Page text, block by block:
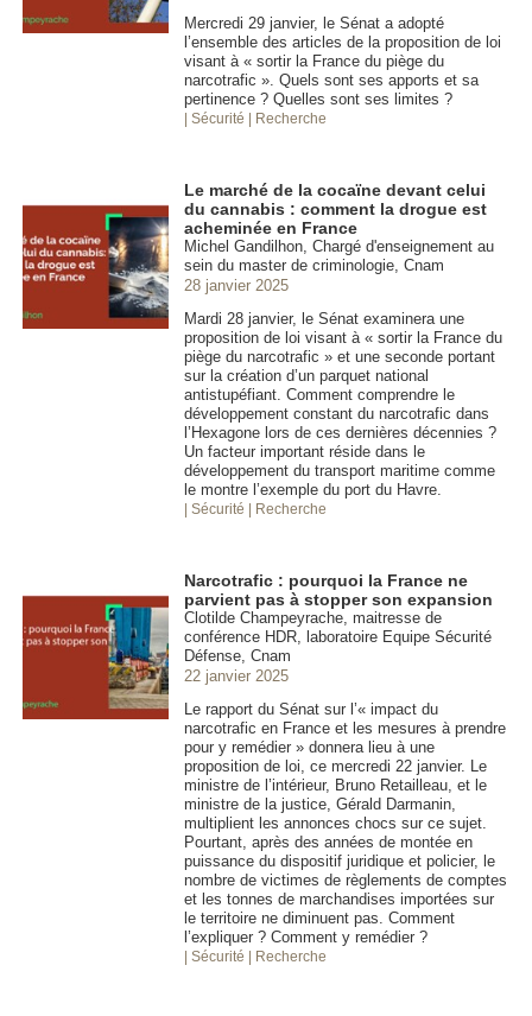
Mercredi 29 janvier, le Sénat a adopté
l’ensemble des articles de la proposition de loi
visant à « sortir la France du piège du
narcotrafic ». Quels sont ses apports et sa
pertinence ? Quelles sont ses limites ?
| Sécurité | Recherche
Le marché de la cocaïne devant celui
du cannabis : comment la drogue est
acheminée en France
Michel Gandilhon, Chargé d'enseignement au
sein du master de criminologie, Cnam
28 janvier 2025
Mardi 28 janvier, le Sénat examinera une
proposition de loi visant à « sortir la France du
piège du narcotrafic » et une seconde portant
sur la création d’un parquet national
antistupéfiant. Comment comprendre le
développement constant du narcotrafic dans
l’Hexagone lors de ces dernières décennies ?
Un facteur important réside dans le
développement du transport maritime comme
le montre l’exemple du port du Havre.
| Sécurité | Recherche
Narcotrafic : pourquoi la France ne
parvient pas à stopper son expansion
Clotilde Champeyrache, maitresse de
conférence HDR, laboratoire Equipe Sécurité
Défense, Cnam
22 janvier 2025
Le rapport du Sénat sur l’« impact du
narcotrafic en France et les mesures à prendre
pour y remédier » donnera lieu à une
proposition de loi, ce mercredi 22 janvier. Le
ministre de l’intérieur, Bruno Retailleau, et le
ministre de la justice, Gérald Darmanin,
multiplient les annonces chocs sur ce sujet.
Pourtant, après des années de montée en
puissance du dispositif juridique et policier, le
nombre de victimes de règlements de comptes
et les tonnes de marchandises importées sur
le territoire ne diminuent pas. Comment
l’expliquer ? Comment y remédier ?
| Sécurité | Recherche